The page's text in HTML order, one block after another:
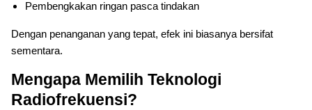
Pembengkakan ringan pasca tindakan
Dengan penanganan yang tepat, efek ini biasanya bersifat
sementara.
Mengapa Memilih Teknologi
Radiofrekuensi?